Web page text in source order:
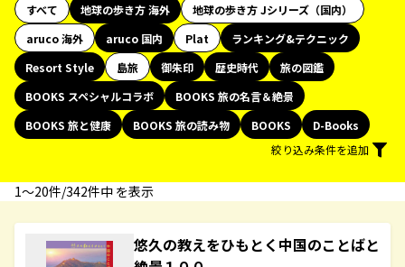
すべて 地球の歩き方 海外
地球の歩き方 Jシリーズ（国内）
aruco 海外
aruco 国内 Plat
ランキング&テクニック
Resort Style
島旅 御朱印 歴史時代
旅の図鑑
BOOKS スペシャルコラボ
BOOKS 旅の名言＆絶景
BOOKS 旅と健康
BOOKS 旅の読み物 BOOKS
D-Books
絞り込み条件を追加
1〜20件/342件中 を表示
悠久の教えをひもとく中国のことばと